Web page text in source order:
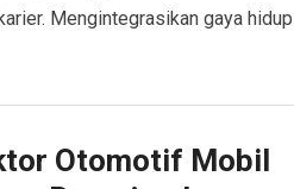
Mengintegrasikan gaya hidup
Otomotif Mobil